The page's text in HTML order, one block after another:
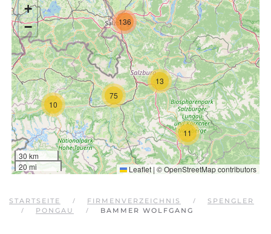
10
11
13
75
136
+
−
30 km
20 mi
Leaflet | ©OpenStreetMapcontributors
STARTSEITE FIRMENVERZEICHNIS
SPENGLER
PONGAU
BAMMER WOLFGANG